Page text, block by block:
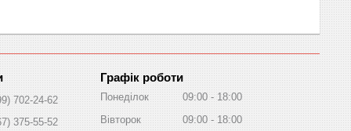
702-24-62
375-55-52
Графік роботи
Понеділок 09:00
18:00
Вівторок
09:00
18:00